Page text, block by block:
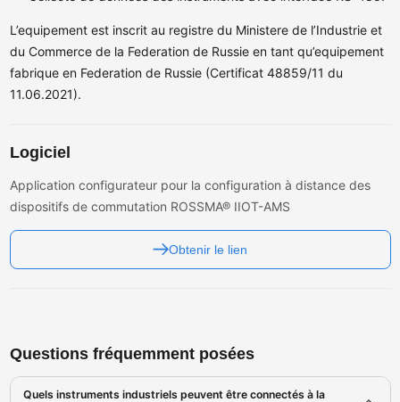
L’equipement est inscrit au registre du Ministere de l’Industrie et
du Commerce de la Federation de Russie en tant qu’equipement
fabrique en Federation de Russie (Certificat 48859/11 du
11.06.2021).
Logiciel
Application configurateur pour la configuration à distance des
dispositifs de commutation ROSSMA® IIOT-AMS
Obtenir le lien
Questions fréquemment posées
Quels instruments industriels peuvent être connectés à la